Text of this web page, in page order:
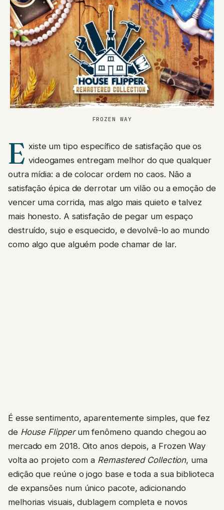
FROZEN WAY
E xiste um tipo específico de satisfação que os
videogames entregam melhor do que qualquer
outra mídia: a de colocar ordem no caos. Não a
satisfação épica de derrotar um vilão ou a emoção de
vencer uma corrida, mas algo mais quieto e talvez
mais honesto. A satisfação de pegar um espaço
destruído, sujo e esquecido, e devolvê-lo ao mundo
como algo que alguém pode chamar de lar.
É esse sentimento, aparentemente simples, que fez
de House Flipperum fenômeno quando chegou ao
mercado em 2018. Oito anos depois, a Frozen Way
volta ao projeto com a Remastered Collection, uma
edição que reúne o jogo base e toda a sua biblioteca
de expansões num único pacote, adicionando
melhorias visuais, dublagem completa e novos